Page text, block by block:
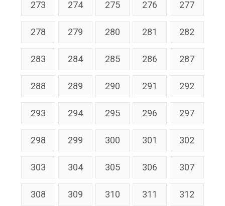
273 274 275 276 277
278 279 280 281 282
283 284 285 286 287
288 289 290 291 292
293 294 295 296 297
298 299 300 301 302
303 304 305 306 307
308 309 310 311 312